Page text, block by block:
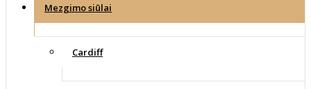
Mezgimo siūlai
Cardiff